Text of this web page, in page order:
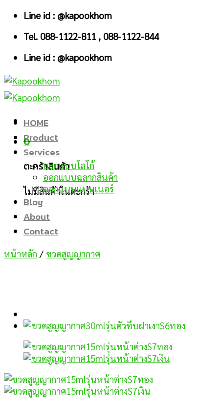
Skip
content
Line id : @kapookhom
Tel. 088-1122-811 , 088-1122-844
Line id : @kapookhom
0
ตะกร้าสินค้า
ไม่มีสินค้าในตะกร้า
HOME
Product
Services
ออกแบบโลโก้
ออกแบบฉลากสินค้า
ออกแบบแบนเนอร์
Blog
About
Contact
หน้าหลัก / ขวดสูญญากาศ